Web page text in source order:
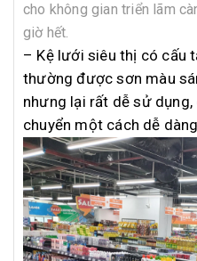
cho không gian triển lãm
giờ hết.
– Kệ lưới siêu thị có cấu
thường được sơn màu
nhưng lại rất dễ sử
chuyển một cách dễ